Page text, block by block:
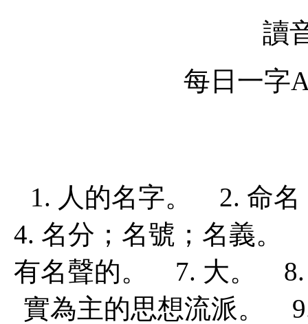
讀
每日一字
1. 人的名字。 2. 命
4. 名分；名號；名義
有名聲的。 7. 大。 8.
實為主的思想流派。